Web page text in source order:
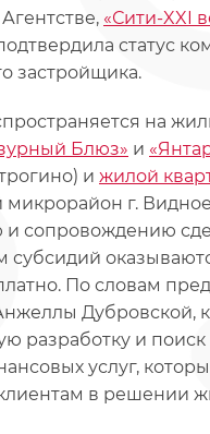
«Сити-XXI
статус
застройщика.
на
Блюз» и
и жилой
микрорайон г.
сопровождению
субсидий
По словам
Дубровской,
разработку и
услуг,
в решении